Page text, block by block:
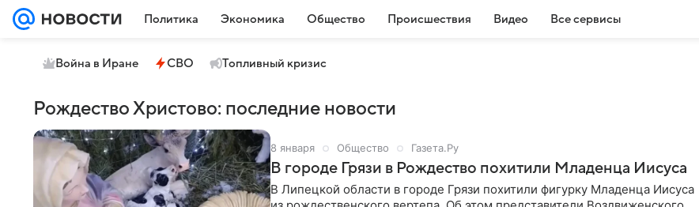
Политика Экономика Общество Происшествия Видео Все сервисы
Война в Иране СВО Топливный кризис
Рождество Христово: последние новости
8 января Общество Газета.Ру
В городе Грязи в Рождество похитили Младенца Иисуса
В Липецкой области в городе Грязи похитили фигурку Младенца Иисуса